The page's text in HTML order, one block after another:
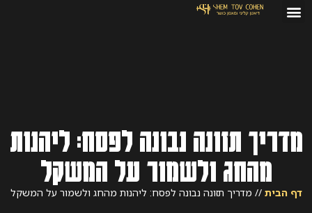
מדריך תזונה נבונה לפסח: ליהנות
מהחג ולשמור על המשקל
דף הבית // מדריך תזונה נבונה לפסח: ליהנות מהחג ולשמור על המשקל